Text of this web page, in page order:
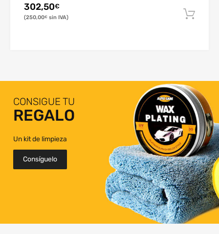
302,50€
250,00€
CONSIGUE TU
REGALO
Un kit de limpieza
Consíguelo